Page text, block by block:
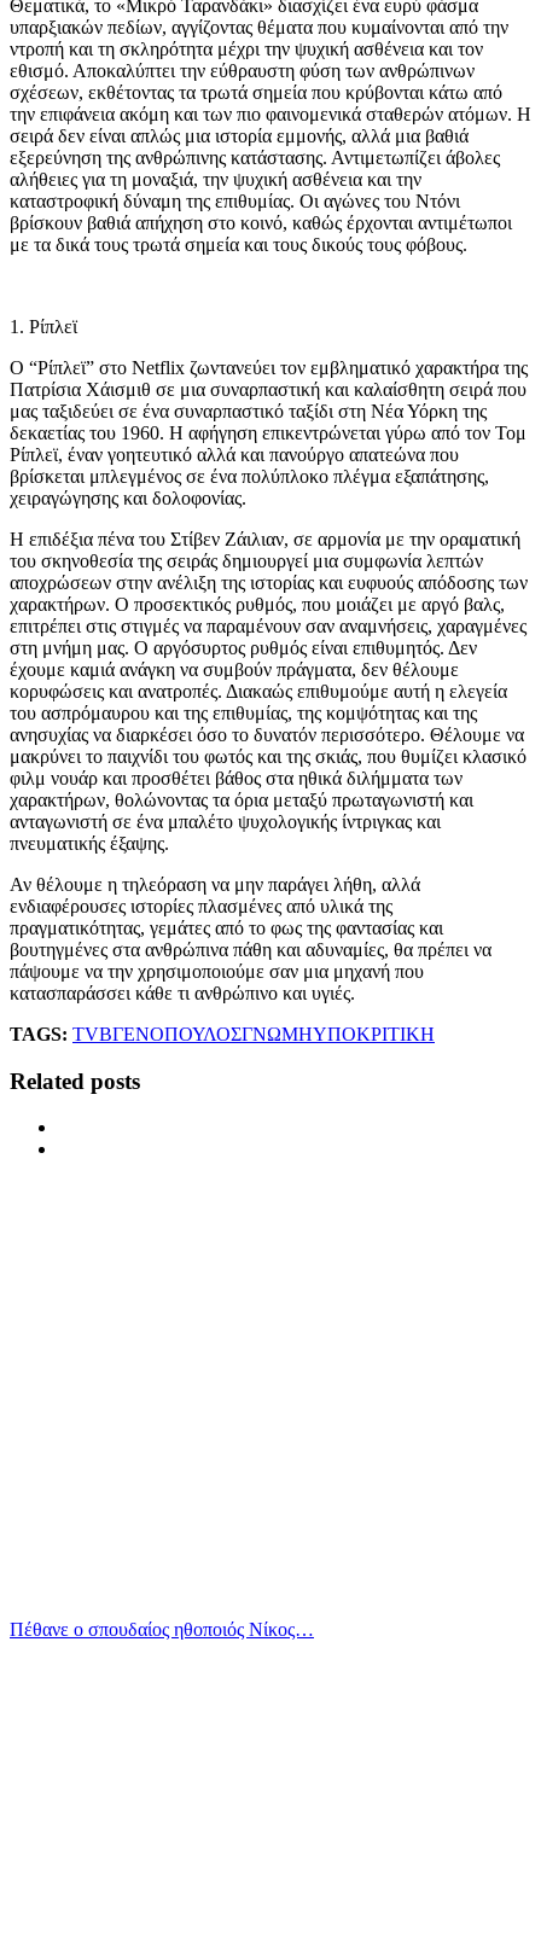
Θεματικά, το «Μικρό Ταρανδάκι» διασχίζει ένα ευρύ φάσμα
υπαρξιακών πεδίων, αγγίζοντας θέματα που κυμαίνονται από την
ντροπή και τη σκληρότητα μέχρι την ψυχική ασθένεια και τον
εθισμό. Αποκαλύπτει την εύθραυστη φύση των ανθρώπινων
σχέσεων, εκθέτοντας τα τρωτά σημεία που κρύβονται κάτω από
την επιφάνεια ακόμη και των πιο φαινομενικά σταθερών ατόμων. Η
σειρά δεν είναι απλώς μια ιστορία εμμονής, αλλά μια βαθιά
εξερεύνηση της ανθρώπινης κατάστασης. Αντιμετωπίζει άβολες
αλήθειες για τη μοναξιά, την ψυχική ασθένεια και την
καταστροφική δύναμη της επιθυμίας. Οι αγώνες του Ντόνι
βρίσκουν βαθιά απήχηση στο κοινό, καθώς έρχονται αντιμέτωποι
με τα δικά τους τρωτά σημεία και τους δικούς τους φόβους.
1. Ρίπλεϊ
Ο “Ρίπλεϊ” στο Netflix ζωντανεύει τον εμβληματικό χαρακτήρα της
Πατρίσια Χάισμιθ σε μια συναρπαστική και καλαίσθητη σειρά που
μας ταξιδεύει σε ένα συναρπαστικό ταξίδι στη Νέα Υόρκη της
δεκαετίας του 1960. Η αφήγηση επικεντρώνεται γύρω από τον Τομ
Ρίπλεϊ, έναν γοητευτικό αλλά και πανούργο απατεώνα που
βρίσκεται μπλεγμένος σε ένα πολύπλοκο πλέγμα εξαπάτησης,
χειραγώγησης και δολοφονίας.
Η επιδέξια πένα του Στίβεν Ζάιλιαν, σε αρμονία με την οραματική
του σκηνοθεσία της σειράς δημιουργεί μια συμφωνία λεπτών
αποχρώσεων στην ανέλιξη της ιστορίας και ευφυούς απόδοσης των
χαρακτήρων. Ο προσεκτικός ρυθμός, που μοιάζει με αργό βαλς,
επιτρέπει στις στιγμές να παραμένουν σαν αναμνήσεις, χαραγμένες
στη μνήμη μας. Ο αργόσυρτος ρυθμός είναι επιθυμητός. Δεν
έχουμε καμιά ανάγκη να συμβούν πράγματα, δεν θέλουμε
κορυφώσεις και ανατροπές. Διακαώς επιθυμούμε αυτή η ελεγεία
του ασπρόμαυρου και της επιθυμίας, της κομψότητας και της
ανησυχίας να διαρκέσει όσο το δυνατόν περισσότερο. Θέλουμε να
μακρύνει το παιχνίδι του φωτός και της σκιάς, που θυμίζει κλασικό
φιλμ νουάρ και προσθέτει βάθος στα ηθικά διλήμματα των
χαρακτήρων, θολώνοντας τα όρια μεταξύ πρωταγωνιστή και
ανταγωνιστή σε ένα μπαλέτο ψυχολογικής ίντριγκας και
πνευματικής έξαψης.
Αν θέλουμε η τηλεόραση να μην παράγει λήθη, αλλά
ενδιαφέρουσες ιστορίες πλασμένες από υλικά της
πραγματικότητας, γεμάτες από το φως της φαντασίας και
βουτηγμένες στα ανθρώπινα πάθη και αδυναμίες, θα πρέπει να
πάψουμε να την χρησιμοποιούμε σαν μια μηχανή που
κατασπαράσσει κάθε τι ανθρώπινο και υγιές.
TAGS: TVΒΓΕΝΟΠΟΥΛΟΣΓΝΩΜΗΥΠΟΚΡΙΤΙΚΗ
Related posts
Πέθανε ο σπουδαίος ηθοποιός Νίκος…